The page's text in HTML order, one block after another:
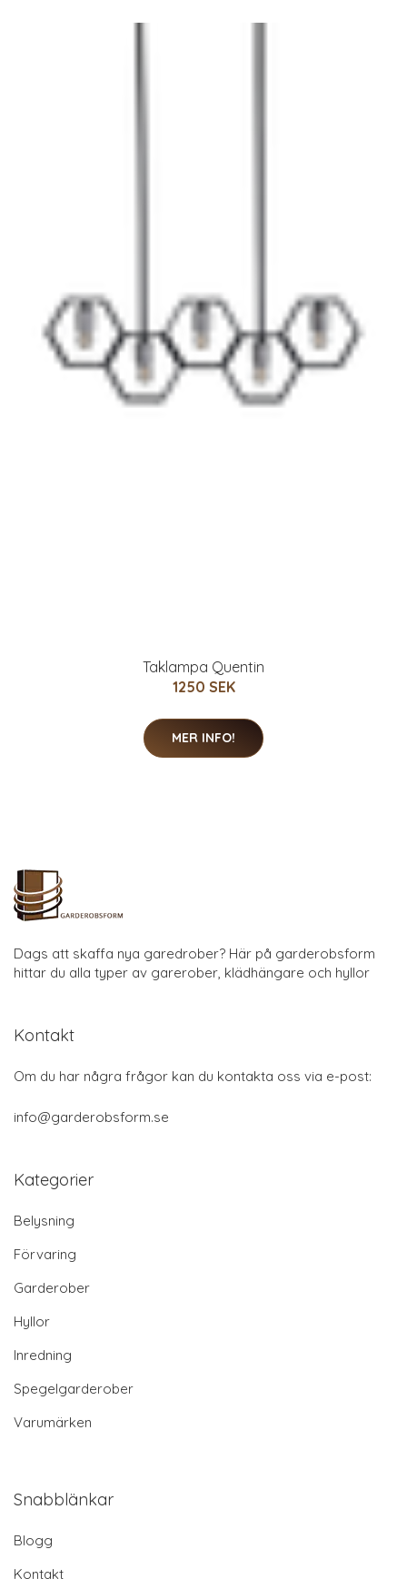
Taklampa Quentin
1250 SEK
MER INFO!
Dags att skaffa nya garedrober? Här på garderobsform
hittar du alla typer av garerober, klädhängare och hyllor
Kontakt
Om du har några frågor kan du kontakta oss via e-post:
info@garderobsform.se
Kategorier
Belysning
Förvaring
Garderober
Hyllor
Inredning
Spegelgarderober
Varumärken
Snabblänkar
Blogg
Kontakt